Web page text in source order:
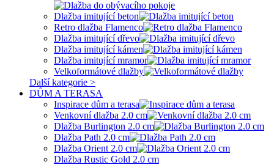
Dlažba imitující beton
Retro dlažba Flamenco
Dlažba imitující dřevo
Dlažba imitující kámen
Dlažba imitující mramor
Velkoformátové dlažby
Další kategorie >
DŮM A TERASA
Inspirace dům a terasa
Venkovní dlažba 2.0 cm
Dlažba Burlington 2.0 cm
Dlažba Path 2.0 cm
Dlažba Orient 2.0 cm
Dlažba Rustic Gold 2.0 cm